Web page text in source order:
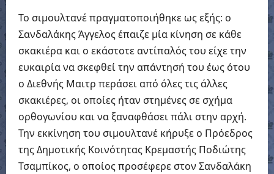
Το σιμουλτανέ πραγματοποιήθηκε ως εξής: ο
Σανδαλάκης Άγγελος έπαιζε μία κίνηση σε κάθε
σκακιέρα και ο εκάστοτε αντίπαλός του είχε την
ευκαιρία να σκεφθεί την απάντησή του έως ότου
ο Διεθνής Μαιτρ περάσει από όλες τις άλλες
σκακιέρες, οι οποίες ήταν στημένες σε σχήμα
ορθογωνίου και να ξαναφθάσει πάλι στην αρχή.
Την εκκίνηση του σιμουλτανέ κήρυξε ο Πρόεδρος
της Δημοτικής Κοινότητας Κρεμαστής Ποδιώτης
Τσαμπίκος, ο οποίος προσέφερε στον Σανδαλάκη